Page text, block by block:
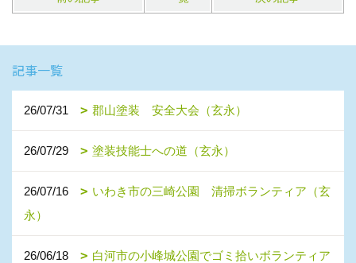
記事一覧
26/07/31 郡山塗装 安全大会（玄永）
26/07/29 塗装技能士への道（玄永）
26/07/16
いわき市の三崎公園 清掃ボランティア（玄
永）
26/06/18
白河市の小峰城公園でゴミ拾いボランティア